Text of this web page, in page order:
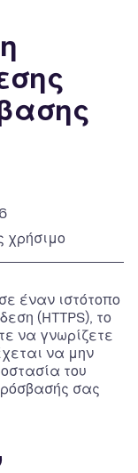
χρήσιμο
έναν ιστότοπο
(HTTPS), το
να γνωρίζετε
να μην
του
σας